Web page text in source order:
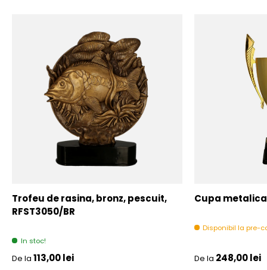
Trofeu de rasina, bronz, pescuit,
RFST3050/BR
In stoc!
Pret initial
De la 113,00 lei
Cupa
Disponibil la pre-
Pret initial
De la 248,00 lei